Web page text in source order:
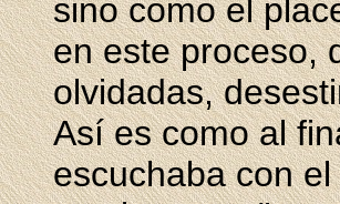
sino como el
en este proceso,
olvidadas,
Así es como al
escuchaba con